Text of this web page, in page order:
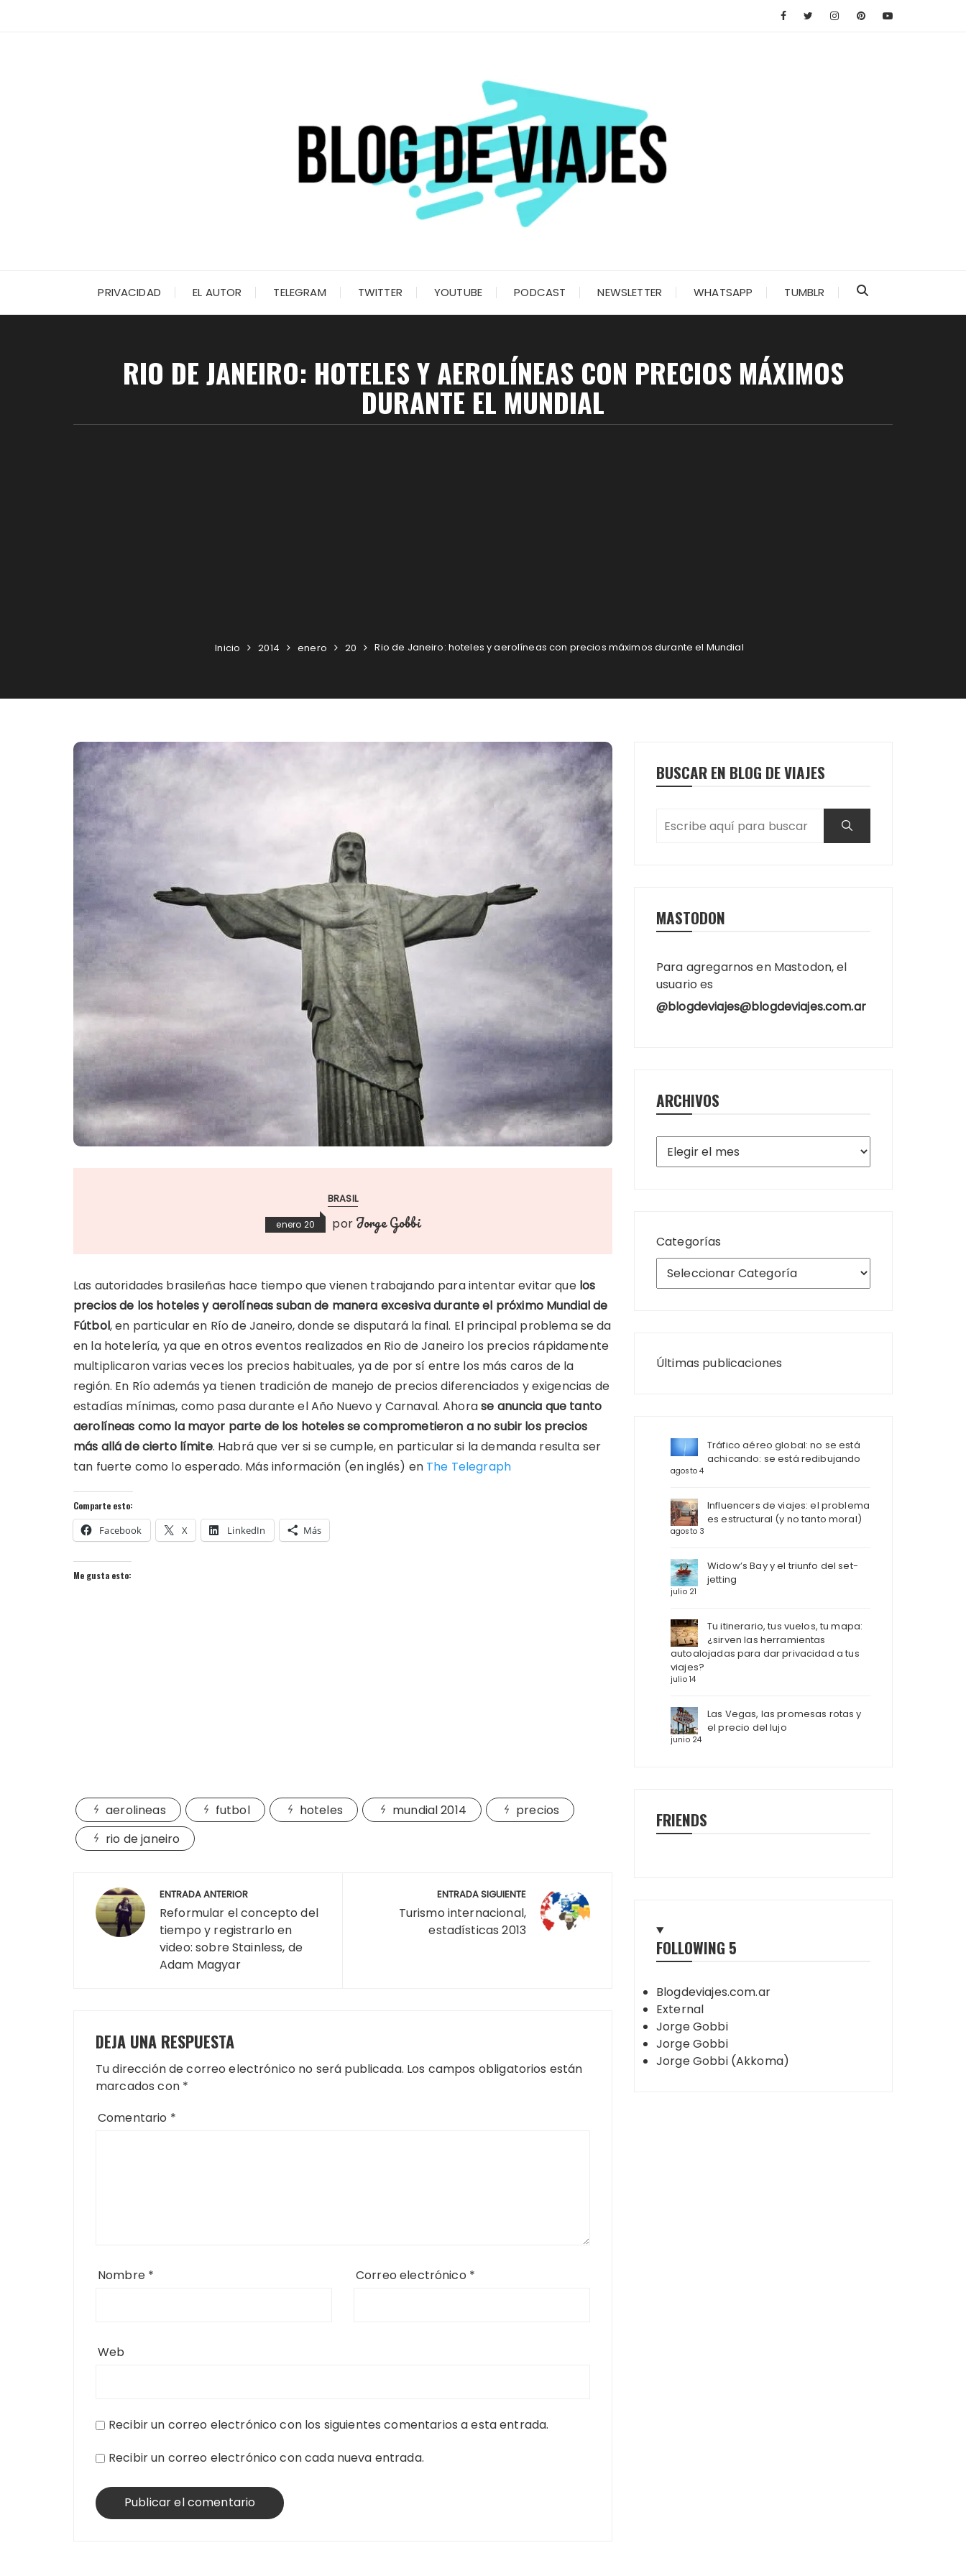
PRIVACIDAD EL AUTOR TELEGRAM TWITTER YOUTUBE PODCAST NEWSLETTER WHATSAPP TUMBLR
RIO DE JANEIRO: HOTELES Y AEROLÍNEAS CON PRECIOS MÁXIMOS
DURANTE EL MUNDIAL
Inicio 2014 enero 20 Rio de Janeiro: hoteles y aerolíneas con precios máximos durante el Mundial
BRASIL
enero 20 por Jorge Gobbi
Las autoridades brasileñas hace tiempo que vienen trabajando para intentar evitar que los
precios de los hoteles y aerolíneas suban de manera excesiva durante el próximo Mundial de
Fútbol, en particular en Río de Janeiro, donde se disputará la final. El principal problema se da
en la hotelería, ya que en otros eventos realizados en Rio de Janeiro los precios rápidamente
multiplicaron varias veces los precios habituales, ya de por sí entre los más caros de la
región. En Río además ya tienen tradición de manejo de precios diferenciados y exigencias de
estadías mínimas, como pasa durante el Año Nuevo y Carnaval. Ahorase anuncia que tanto
aerolíneas como la mayor parte de los hoteles se comprometieron a no subir los precios
más allá de cierto límite. Habrá que ver si se cumple, en particular si la demanda resulta ser
tan fuerte como lo esperado. Más información (en inglés) en The Telegraph
Comparte esto:
Facebook X LinkedIn Más
Me gusta esto:
aerolineas futbol hoteles mundial 2014
precios
rio de janeiro
Navegación
de
entradas
ENTRADA ANTERIOR
Reformular el concepto del
tiempo y registrarlo en
video: sobre Stainless, de
Adam Magyar
ENTRADA SIGUIENTE
Turismo internacional,
estadísticas 2013
DEJA UNA RESPUESTA
Tu dirección de correo electrónico no será publicada. Los campos obligatorios están
marcados con *
Comentario *
Nombre * Correo electrónico *
Web
Recibir un correo electrónico con los siguientes comentarios a esta entrada.
Recibir un correo electrónico con cada nueva entrada.
BUSCAR EN BLOG DE VIAJES
MASTODON
Para agregarnos en Mastodon, el
usuario es
@blogdeviajes@blogdeviajes.com.ar
ARCHIVOS
Archivos
Categorías
Últimas publicaciones
Tráfico aéreo global: no se está
achicando: se está redibujando
agosto 4
Influencers de viajes: el problema
es estructural (y no tanto moral)
agosto 3
Widow’s Bay y el triunfo del set-
jetting
julio 21
Tu itinerario, tus vuelos, tu mapa:
¿sirven las herramientas
autoalojadas para dar privacidad a tus
viajes?
julio 14
Las Vegas, las promesas rotas y
el precio del lujo
junio 24
FRIENDS
FOLLOWING 5
Blogdeviajes.com.ar
External
Jorge Gobbi
Jorge Gobbi
Jorge Gobbi (Akkoma)